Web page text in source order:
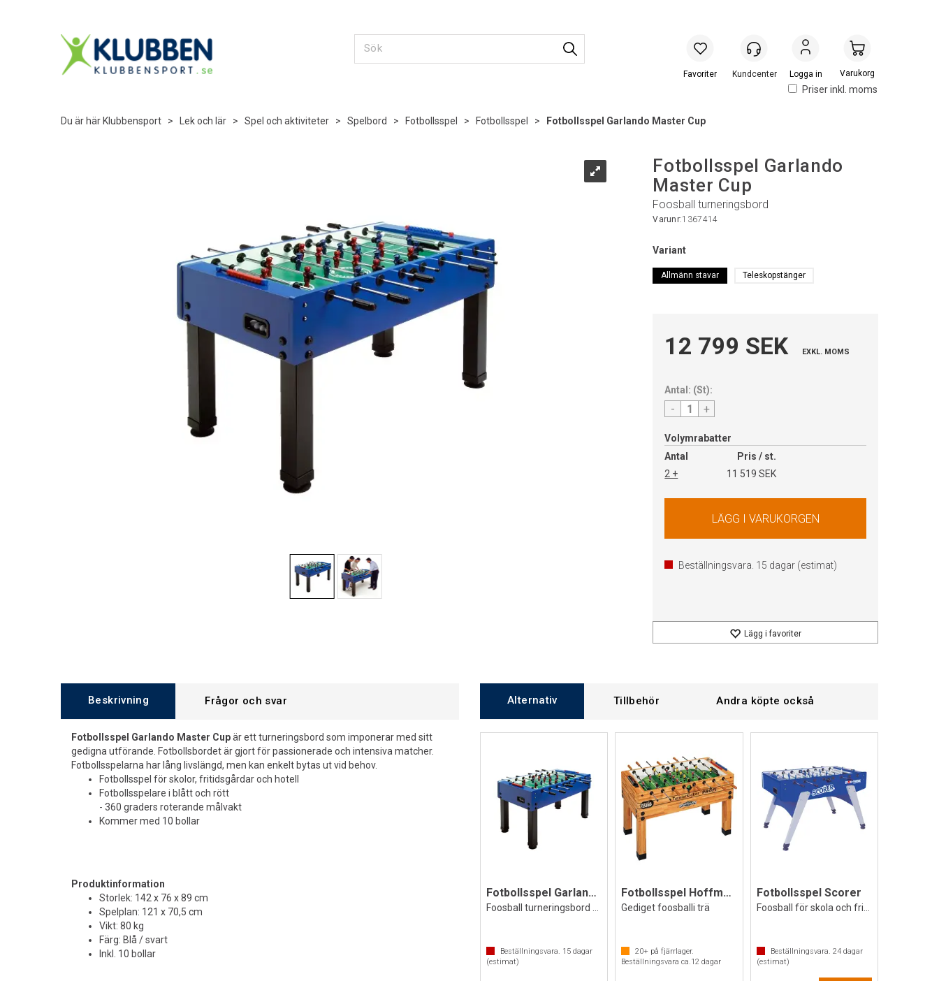
Priser inkl. moms
Logga in Handlevogn
Du är här Klubbensport > Lek och lär > Spel och aktiviteter > Spelbord > Fotbollsspel > Fotbollsspel > Fotbollsspel Garlando Master Cup
Fotbollsspel Garlando
Master Cup
Foosball turneringsbord
Varunr:1367414
Variant
Allmänn stavar Teleskopstänger
12 799 SEK EXKL. MOMS
Antal: (St):
- +
Volymrabatter
Antal
Pris / st.
2 +
11 519 SEK
Beställningsvara. 15 dagar (estimat)
Lägg i favoriter
Beskrivning Frågor och svar
Fotbollsspel Garlando Master Cupär ett turneringsbord som imponerar med sitt
gedigna utförande. Fotbollsbordet är gjort för passionerade och intensiva matcher.
Fotbollsspelarna har lång livslängd, men kan enkelt bytas ut vid behov.
Fotbollsspel för skolor, fritidsgårdar och hotell
Fotbollsspelare i blått och rött
- 360 graders roterande målvakt
Kommer med 10 bollar
Produktinformation
Storlek: 142 x 76 x 89 cm
Spelplan: 121 x 70,5 cm
Vikt: 80 kg
Färg: Blå / svart
Inkl. 10 bollar
Alternativ Tillbehör Andra köpte också
Fotbollsspel Garlando Master Cup Safety
Beställningsvara. 15 dagar
(estimat)
Fotbollsspel Hoffmann Profi
Gediget foosballi trä
20+ på fjärrlager.
Beställningsvara ca.12 dagar
Fotbollsspel Scorer
Beställningsvara. 24dagar
(estimat)